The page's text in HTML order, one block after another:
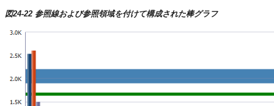
図24-22 参照線および参照領域を付けて構成された棒グラフ